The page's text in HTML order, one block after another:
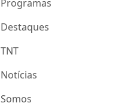
Programas
Destaques
TNT
Notícias
Somos